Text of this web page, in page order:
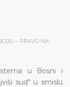
– PRAVO NA
u Bosni i
sud" u smislu